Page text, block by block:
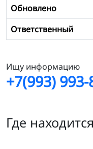
Обновлено
Ответственный
Ищу информацию
+7(993)
Где